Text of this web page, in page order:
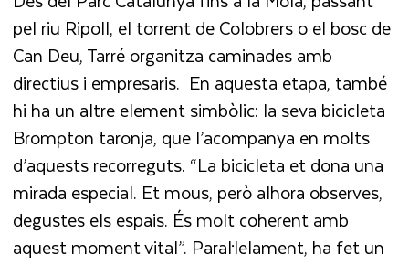
pel riu Ripoll, el torrent de Colobrers o el bosc de
Can Deu, Tarré organitza caminades amb
directius i empresaris. En aquesta etapa, també
hi ha un altre element simbòlic: la seva bicicleta
Brompton taronja, que l’acompanya en molts
d’aquests recorreguts. “La bicicleta et dona una
mirada especial. Et mous, però alhora observes,
degustes els espais. És molt coherent amb
aquest moment vital”. Paral·lelament, ha fet un